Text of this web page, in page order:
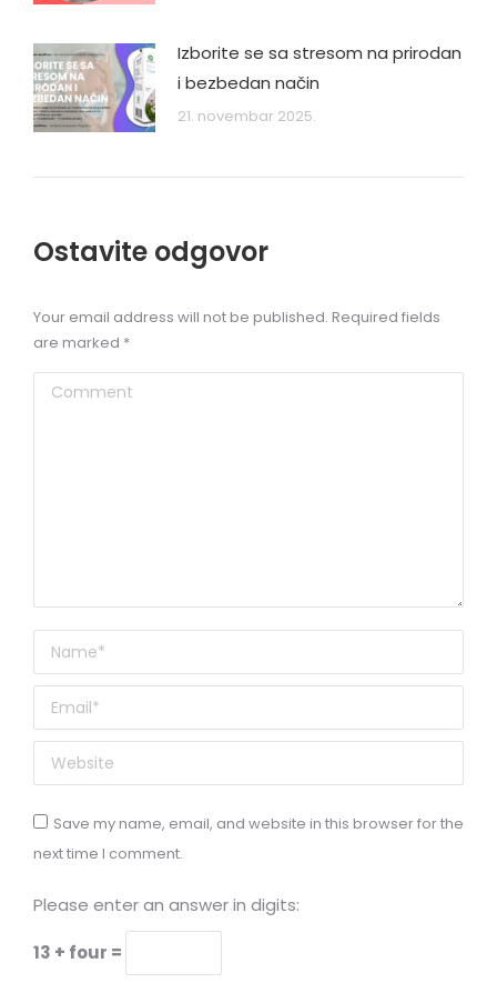
Izborite se sa stresom na prirodan
i bezbedan način
21. novembar 2025.
Ostavite odgovor
Your email address will not be published. Required fields
are marked *
Comment
Name *
Email *
Website
Save my name, email, and website in this browser for the
next time I comment.
Please enter an answer in digits:
13 + four =